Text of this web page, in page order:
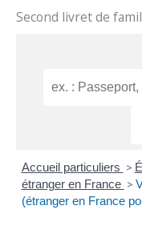
Second livret de
Accueil particuliers >
étranger en France >
(étranger en France